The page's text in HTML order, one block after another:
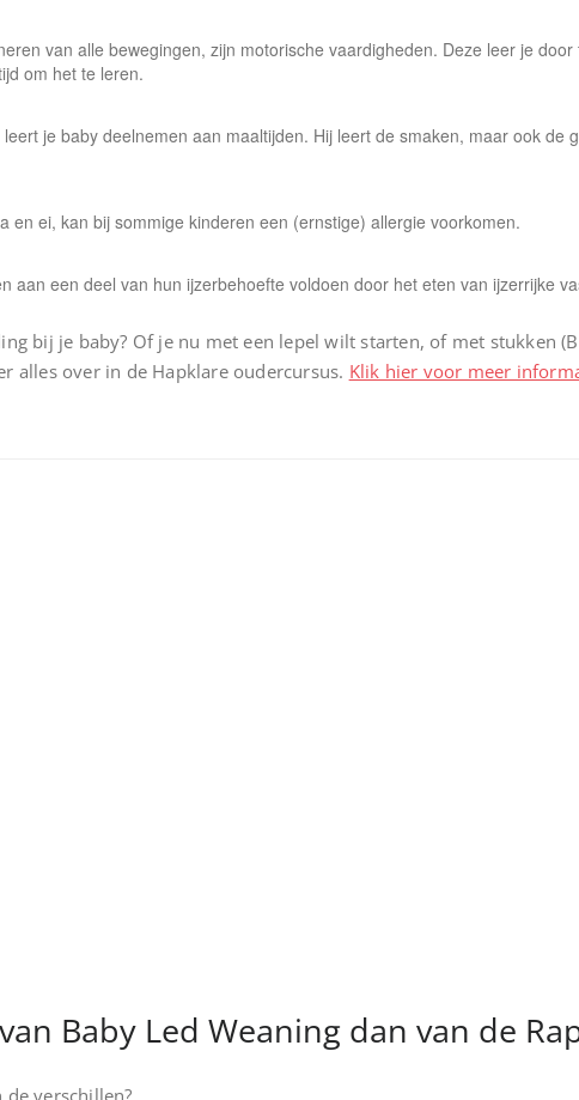
van alle bewegingen, zijn motorische vaardigheden. Deze leer je
om het te leren.
je baby deelnemen aan maaltijden. Hij leert de smaken, maar ook de
en ei, kan bij sommige kinderen een (ernstige) allergie voorkomen.
aan een deel van hun ijzerbehoefte voldoen door het eten van ijzerrijke
bij je baby? Of je nu met een lepel wilt starten, of met stukken
alles over in de Hapklare oudercursus. Klik hier voor meer
Baby Led Weaning dan van de
verschillen?